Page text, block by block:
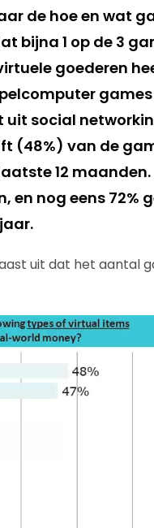
de hoe en wat
bijna 1 op de 3
goederen
uit social
(48%) van de
12 maanden.
en nog eens 72%
uit dat het aantal